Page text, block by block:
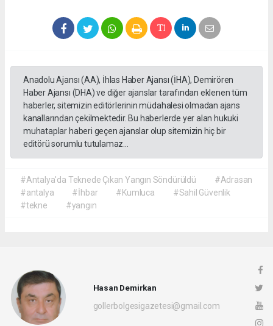
Anadolu Ajansı (AA), İhlas Haber Ajansı (İHA), Demirören
Haber Ajansı (DHA) ve diğer ajanslar tarafından eklenen tüm
haberler, sitemizin editörlerinin müdahalesi olmadan ajans
kanallarından çekilmektedir. Bu haberlerde yer alan hukuki
muhataplar haberi geçen ajanslar olup sitemizin hiç bir
editörü sorumlu tutulamaz...
#Antalya'da Teknede Çıkan Yangın Söndürüldü
#Adrasan
#antalya
#İhbar #Kumluca
#Sahil Güvenlik
#tekne
#yangın
Hasan Demirkan
gollerbolgesigazetesi@gmail.com